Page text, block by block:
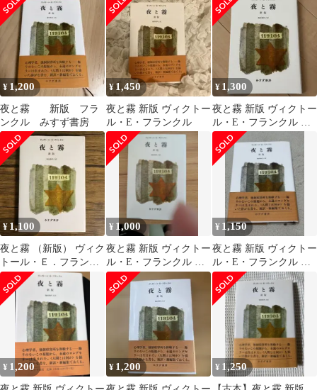
¥ 1,200
夜と霧 新版 フラ
ンクル みすず書房
¥ 1,450
夜と霧 新版 ヴィクトー
ル・E・フランクル
¥ 1,300
夜と霧 新版 ヴィクトー
ル・E・フランクル み
すず書房
¥ 1,100
夜と霧 （新版） ヴィク
トール・Ｅ．フランク
ル 池田香代子
¥ 1,000
夜と霧 新版 ヴィクトー
ル・E・フランクル み
すず書房
¥ 1,150
夜と霧 新版 ヴィクトー
ル・E・フランクル み
すず書房
¥ 1,200 ¥ 1,200 ¥ 1,250